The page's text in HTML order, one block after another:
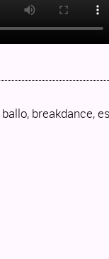
ballo, breakdance,